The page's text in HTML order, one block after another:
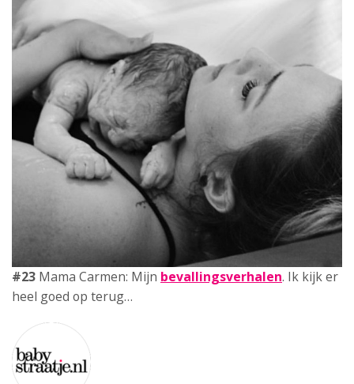
Babystraatje.nl
Klik hier en lees meer blogs…
NIEUWSTE BLOGS
DEZE HEMA ZWANGERSCHAPSONDERGOED
ESSENTIALS HAD JE LIEVER EERDER ONTDEKT
TOP 5 BESTE LANDAL VAKANTIEPARKEN VOOR
GEZINNEN DEZE ZOMER